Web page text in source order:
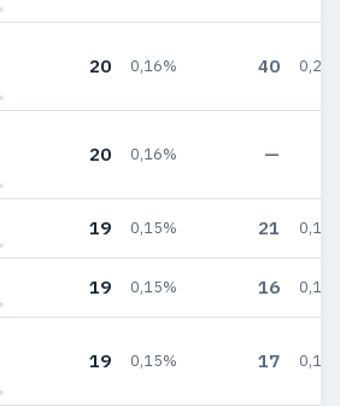
20 0,16% 40
20 0,16% —
19 0,15% 21
19 0,15% 16
19 0,15% 17